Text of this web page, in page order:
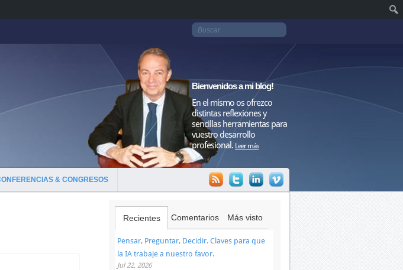
Bienvenidos a mi blog!
En el mismo os ofrezco
distintas reflexiones y
sencillas herramientas para
vuestro desarrollo
profesional. Leer más
& CONGRESOS
Recientes Comentarios Más visto
Pensar, Preguntar, Decidir. Claves para que
la IA trabaje a nuestro favor.
Jul 22, 2026